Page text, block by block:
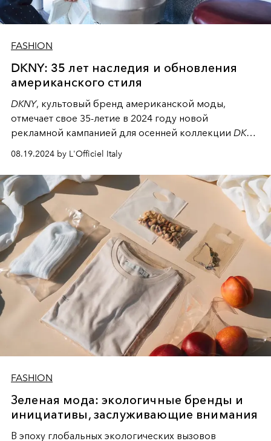
FASHION
DKNY: 35 лет наследия и обновления
американского стиля
DKNY, культовый бренд американской моды,
отмечает свое 35-летие в 2024 году новой
рекламной кампанией для осенней коллекции DKNY
. Она демонстрируют эволюцию бренда и
отражает его классическое наследие с
современными тенденциями.
08.19.2024 by L'Officiel Italy
FASHION
Зеленая мода: экологичные бренды и
инициативы, заслуживающие внимания
В эпоху глобальных экологических вызовов